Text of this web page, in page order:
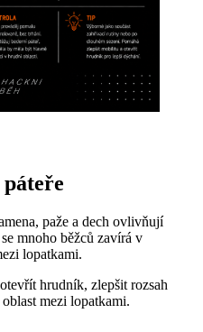
paže a dech ovlivňují
mnoho běžců zavírá v
lopatkami.
hrudník, zlepšit rozsah
mezi lopatkami.